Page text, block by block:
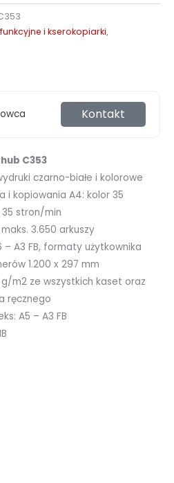
i kserokopiarki,
Kontakt
C353
czarno-białe i kolorowe
i kopiowania A4: kolor 35
stron/min
3.650 arkuszy
A3 FB, formaty użytkownika
1.200 x 297 mm
m2 ze wszystkich kaset oraz
ręcznego
A5 – A3 FB